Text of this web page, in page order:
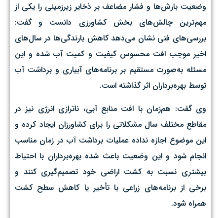
وضعیت بارش‌ها و فشار مضاعف بر ذخایر زیرزمینی را یکی از
مهم‌ترین چالش‌های بخش کشاورزی دانست و گفت:
بررسی‌های فنی نشان می‌دهد کاهش بارندگی‌ها در سال‌های
اخیر موجب افت محسوس کیفیت و کمیت آب شده و این
مسئله به‌صورت مستقیم بر برنامه‌های آبیاری و برداشت آب
توسط بهره‌برداران اثر گذاشته است.
وی گفت: هم‌زمان با افت منابع آبی، ناترازی انرژی نیز در
مقاطع مختلف سال مشکلاتی را برای کشاورزان ایجاد کرده و
این موضوع اجازه نداده عملیات برداشت آب در زمان مناسب
انجام شود و این وضعیت باعث شده بهره‌برداران با احتیاط
بیشتری نسبت به کشت اراضی خود تصمیم‌گیری کنند و
برخی از برنامه‌های زراعی با تأخیر یا کاهش سطح کشت
همراه شود.